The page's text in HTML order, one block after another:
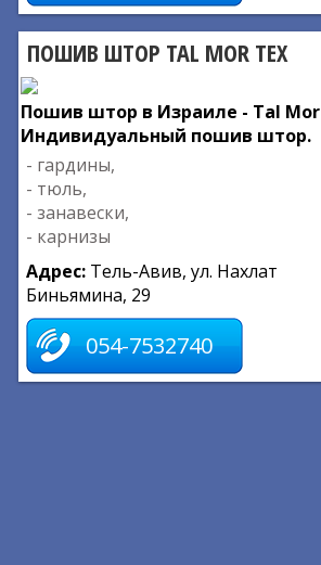
ПОШИВ ШТОР TAL MOR TEX
Пошив штор в Израиле - Tal Mor
Индивидуальный пошив штор.
- гардины,
- тюль,
- занавески,
- карнизы
Адрес: Тель-Авив, ул. Нахлат
Биньямина, 29
054-7532740